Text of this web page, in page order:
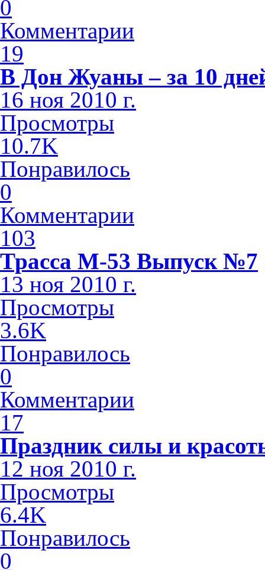
0
Комментарии
19
В Дон Жуаны – за 10
16 ноя 2010 г.
Просмотры
10.7K
Понравилось
0
Комментарии
103
Трасса М-53 Выпуск №7
13 ноя 2010 г.
Просмотры
3.6K
Понравилось
0
Комментарии
17
Праздник силы и
12 ноя 2010 г.
Просмотры
6.4K
Понравилось
0